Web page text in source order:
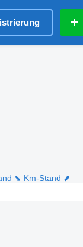
⬊ Km-Stand ⬈